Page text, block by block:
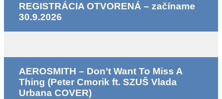
REGISTRÁCIA OTVORENÁ – začíname
30.9.2026
AEROSMITH – Don’t Want To Miss A
Thing (Peter Cmorik ft. SZUŠ Vlada
Urbana COVER)